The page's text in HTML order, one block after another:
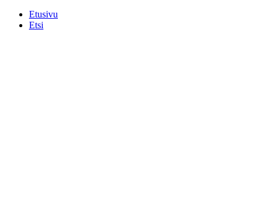
Etusivu
Etsi